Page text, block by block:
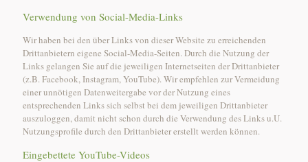
Verwendung von Social-Media-Links
Wir haben bei den über Links von dieser Website zu erreichenden
Drittanbietern eigene Social-Media-Seiten. Durch die Nutzung der
Links gelangen Sie auf die jeweiligen Internetseiten der Drittanbieter
(z.B. Facebook, Instagram, YouTube). Wir empfehlen zur Vermeidung
einer unnötigen Datenweitergabe vor der Nutzung eines
entsprechenden Links sich selbst bei dem jeweiligen Drittanbieter
auszuloggen, damit nicht schon durch die Verwendung des Links u.U.
Nutzungsprofile durch den Drittanbieter erstellt werden können.
Eingebettete YouTube-Videos